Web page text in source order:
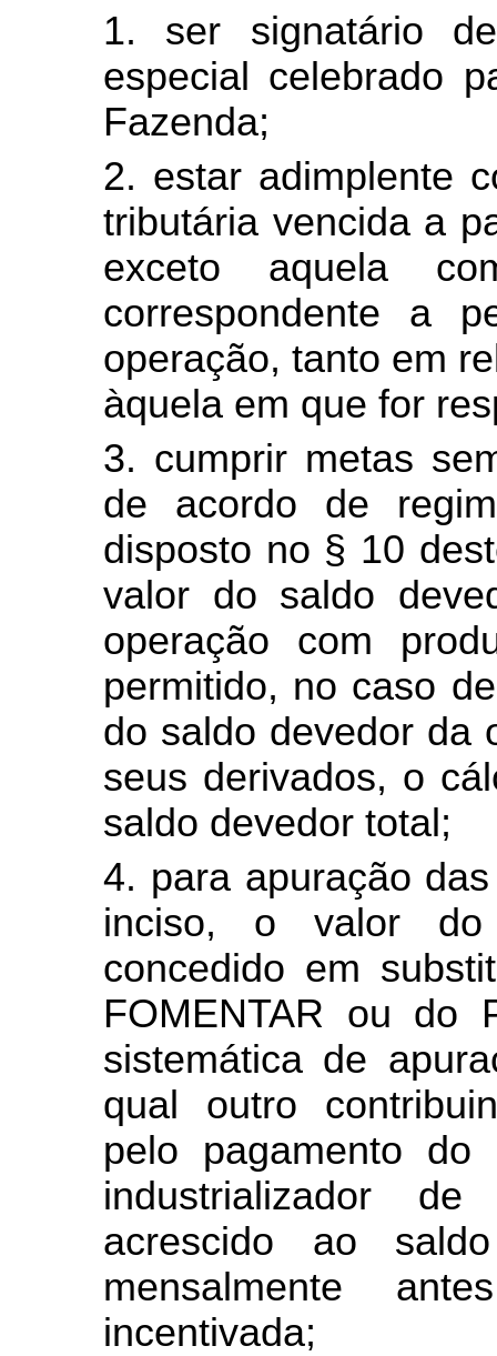
1. ser signatário
especial celebrado
Fazenda;
2. estar adimplente
tributária vencida a
exceto aquela
correspondente a
operação, tanto em
àquela em que for
3. cumprir metas
de acordo de
disposto no § 10
valor do saldo
operação com
permitido, no caso
do saldo devedor da
seus derivados, o
saldo devedor total;
4. para apuração
inciso, o valor do
concedido em
FOMENTAR ou do
sistemática de
qual outro
pelo pagamento
industrializador
acrescido ao
mensalmente
incentivada;